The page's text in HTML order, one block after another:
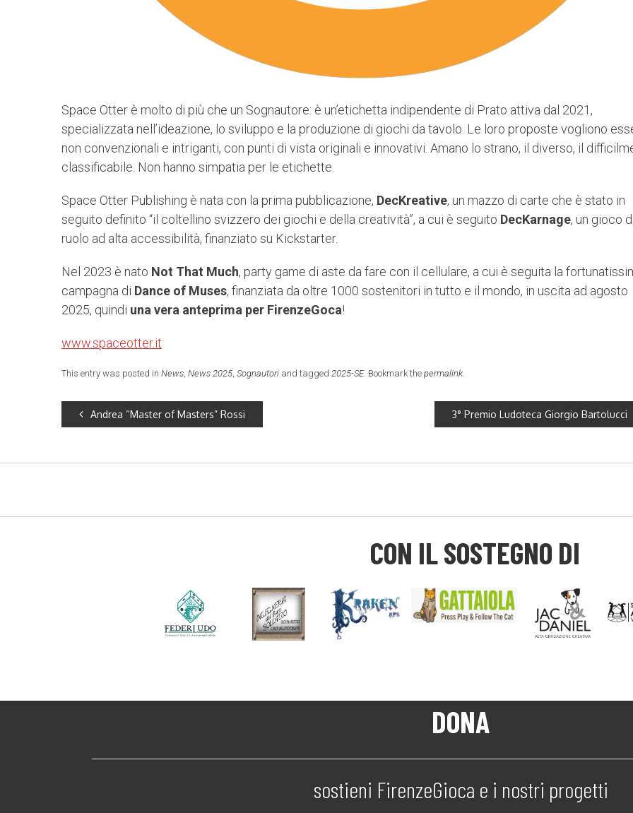
Space Otter è molto di più che un Sognautore: è un’etichetta indipendente di Prato attiva dal 2021,
specializzata nell’ideazione, lo sviluppo e la produzione di giochi da tavolo. Le loro proposte vogliono
non convenzionali e intriganti, con punti di vista originali e innovativi. Amano lo strano, il diverso, il
classificabile. Non hanno simpatia per le etichette.
Space Otter Publishing è nata con la prima pubblicazione, DecKreative, un mazzo di carte che è stato in
seguito definito “il coltellino svizzero dei giochi e della creatività”, a cui è seguito DecKarnage, un gioco
ruolo ad alta accessibilità, finanziato su Kickstarter.
Nel 2023 è nato Not That Much, party game di aste da fare con il cellulare, a cui è seguita la
campagna di Dance of Muses, finanziata da oltre 1000 sostenitori in tutto e il mondo, in uscita ad agosto
2025, quindi una vera anteprima per FirenzeGoca!
www.spaceotter.it
This entry was posted in News, News 2025, Sognautori and tagged 2025-SE. Bookmark the permalink.
Andrea “Master of Masters” Rossi 3° Premio Ludoteca Giorgio Bartolucci
CON IL SOSTEGNO DI
DONA
sostieni FirenzeGioca e i nostri progetti